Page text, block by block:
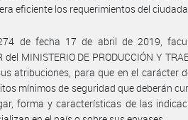
eficiente los requerimientos del
de fecha 17 de abril de 2019,
del MINISTERIO DE PRODUCCIÓN Y
atribuciones, para que en el carácter
mínimos de seguridad que deberán
forma y características de las